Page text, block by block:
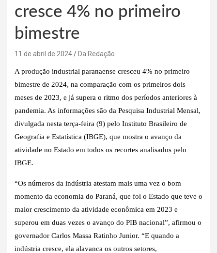
cresce 4% no primeiro
bimestre
11 de abril de 2024 Da Redação
A produção industrial paranaense cresceu 4% no primeiro
bimestre de 2024, na comparação com os primeiros dois
meses de 2023, e já supera o ritmo dos períodos anteriores à
pandemia. As informações são da Pesquisa Industrial Mensal,
divulgada nesta terça-feira (9) pelo Instituto Brasileiro de
Geografia e Estatística (IBGE), que mostra o avanço da
atividade no Estado em todos os recortes analisados pelo
IBGE.
“Os números da indústria atestam mais uma vez o bom
momento da economia do Paraná, que foi o Estado que teve o
maior crescimento da atividade econômica em 2023 e
superou em duas vezes o avanço do PIB nacional”, afirmou o
governador Carlos Massa Ratinho Junior. “E quando a
indústria cresce, ela alavanca os outros setores,